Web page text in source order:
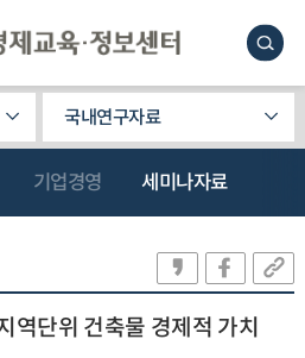
국내연구자료
기업경영 세미나자료
역단위 건축물 경제적 가치